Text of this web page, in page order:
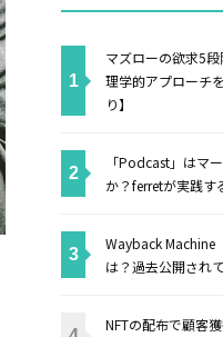
マズローの欲求5
理学的アプローチ
り】
「Podcast」はマ
か？ferretが実践す
Wayback Machine
は？過去公開され
NFTの配布で顧客